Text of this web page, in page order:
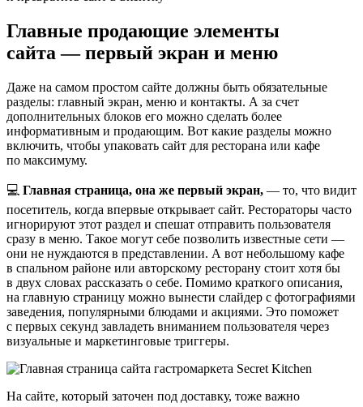
Главные продающие элементы
сайта — первый экран и меню
Даже на самом простом сайте должны быть обязательные
разделы: главный экран, меню и контакты. А за счет
дополнительных блоков его можно сделать более
информативным и продающим. Вот какие разделы можно
включить, чтобы упаковать сайт для ресторана или кафе
по максимуму.
💻 Главная страница, она же первый экран, — то, что видит
посетитель, когда впервые открывает сайт. Рестораторы часто
игнорируют этот раздел и спешат отправить пользователя
сразу в меню. Такое могут себе позволить известные сети —
они не нуждаются в представлении. А вот небольшому кафе
в спальном районе или авторскому ресторану стоит хотя бы
в двух словах рассказать о себе. Помимо краткого описания,
на главную страницу можно вынести слайдер с фотографиями
заведения, популярными блюдами и акциями. Это поможет
с первых секунд завладеть вниманием пользователя через
визуальные и маркетинговые триггеры.
На сайте, который заточен под доставку, тоже важно